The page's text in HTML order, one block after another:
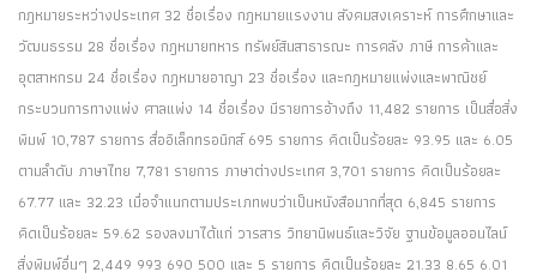
กฎหมายระหว่างประเทศ 32 ชื่อเรื่อง กฎหมายแรงงาน สังคมสงเคราะห์ การศึกษาและ
วัฒนธรรม 28 ชื่อเรื่อง กฎหมายทหาร ทรัพย์สินสาธารณะ การคลัง ภาษี การค้าและ
อุตสาหกรม 24 ชื่อเรื่อง กฎหมายอาญา 23 ชื่อเรื่อง และกฎหมายแพ่งและพาณิชย์
กระบวนการทางแพ่ง ศาลแพ่ง 14 ชื่อเรื่อง มีรายการอ้างถึง 11,482 รายการ เป็นสื่อสิ่ง
พิมพ์ 10,787 รายการ สื่ออิเล็กทรอนิกส์ 695 รายการ คิดเป็นร้อยละ 93.95 และ 6.05
ตามลำดับ ภาษาไทย 7,781 รายการ ภาษาต่างประเทศ 3,701 รายการ คิดเป็นร้อยละ
67.77 และ 32.23 เมื่อจำแนกตามประเภทพบว่าเป็นหนังสือมากที่สุด 6,845 รายการ
คิดเป็นร้อยละ 59.62 รองลงมาได้แก่ วารสาร วิทยานิพนธ์และวิจัย ฐานข้อมูลออนไลน์
สิ่งพิมพ์อื่นๆ 2,449 993 690 500 และ 5 รายการ คิดเป็นร้อยละ 21.33 8.65 6.01